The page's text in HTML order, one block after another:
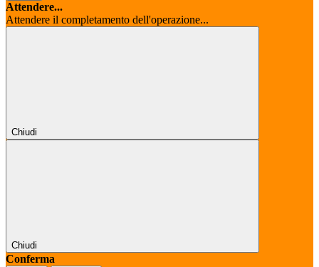
Attendere...
Attendere il completamento dell'operazione...
Chiudi
Chiudi
Conferma